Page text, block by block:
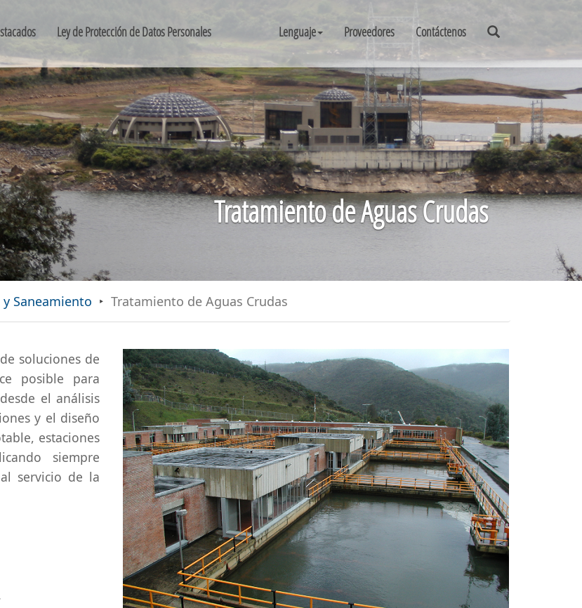
Ley de Protección de Datos Personales Lenguaje Proveedores Contáctenos
Tratamiento de Aguas Crudas
Saneamiento Tratamiento de Aguas Crudas
soluciones de
posible para
el análisis
y el diseño
estaciones
siempre
servicio de la